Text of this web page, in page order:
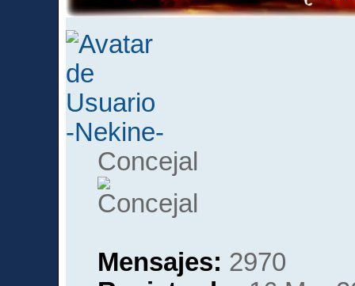
-Nekine-
Concejal
Mensajes: 2970